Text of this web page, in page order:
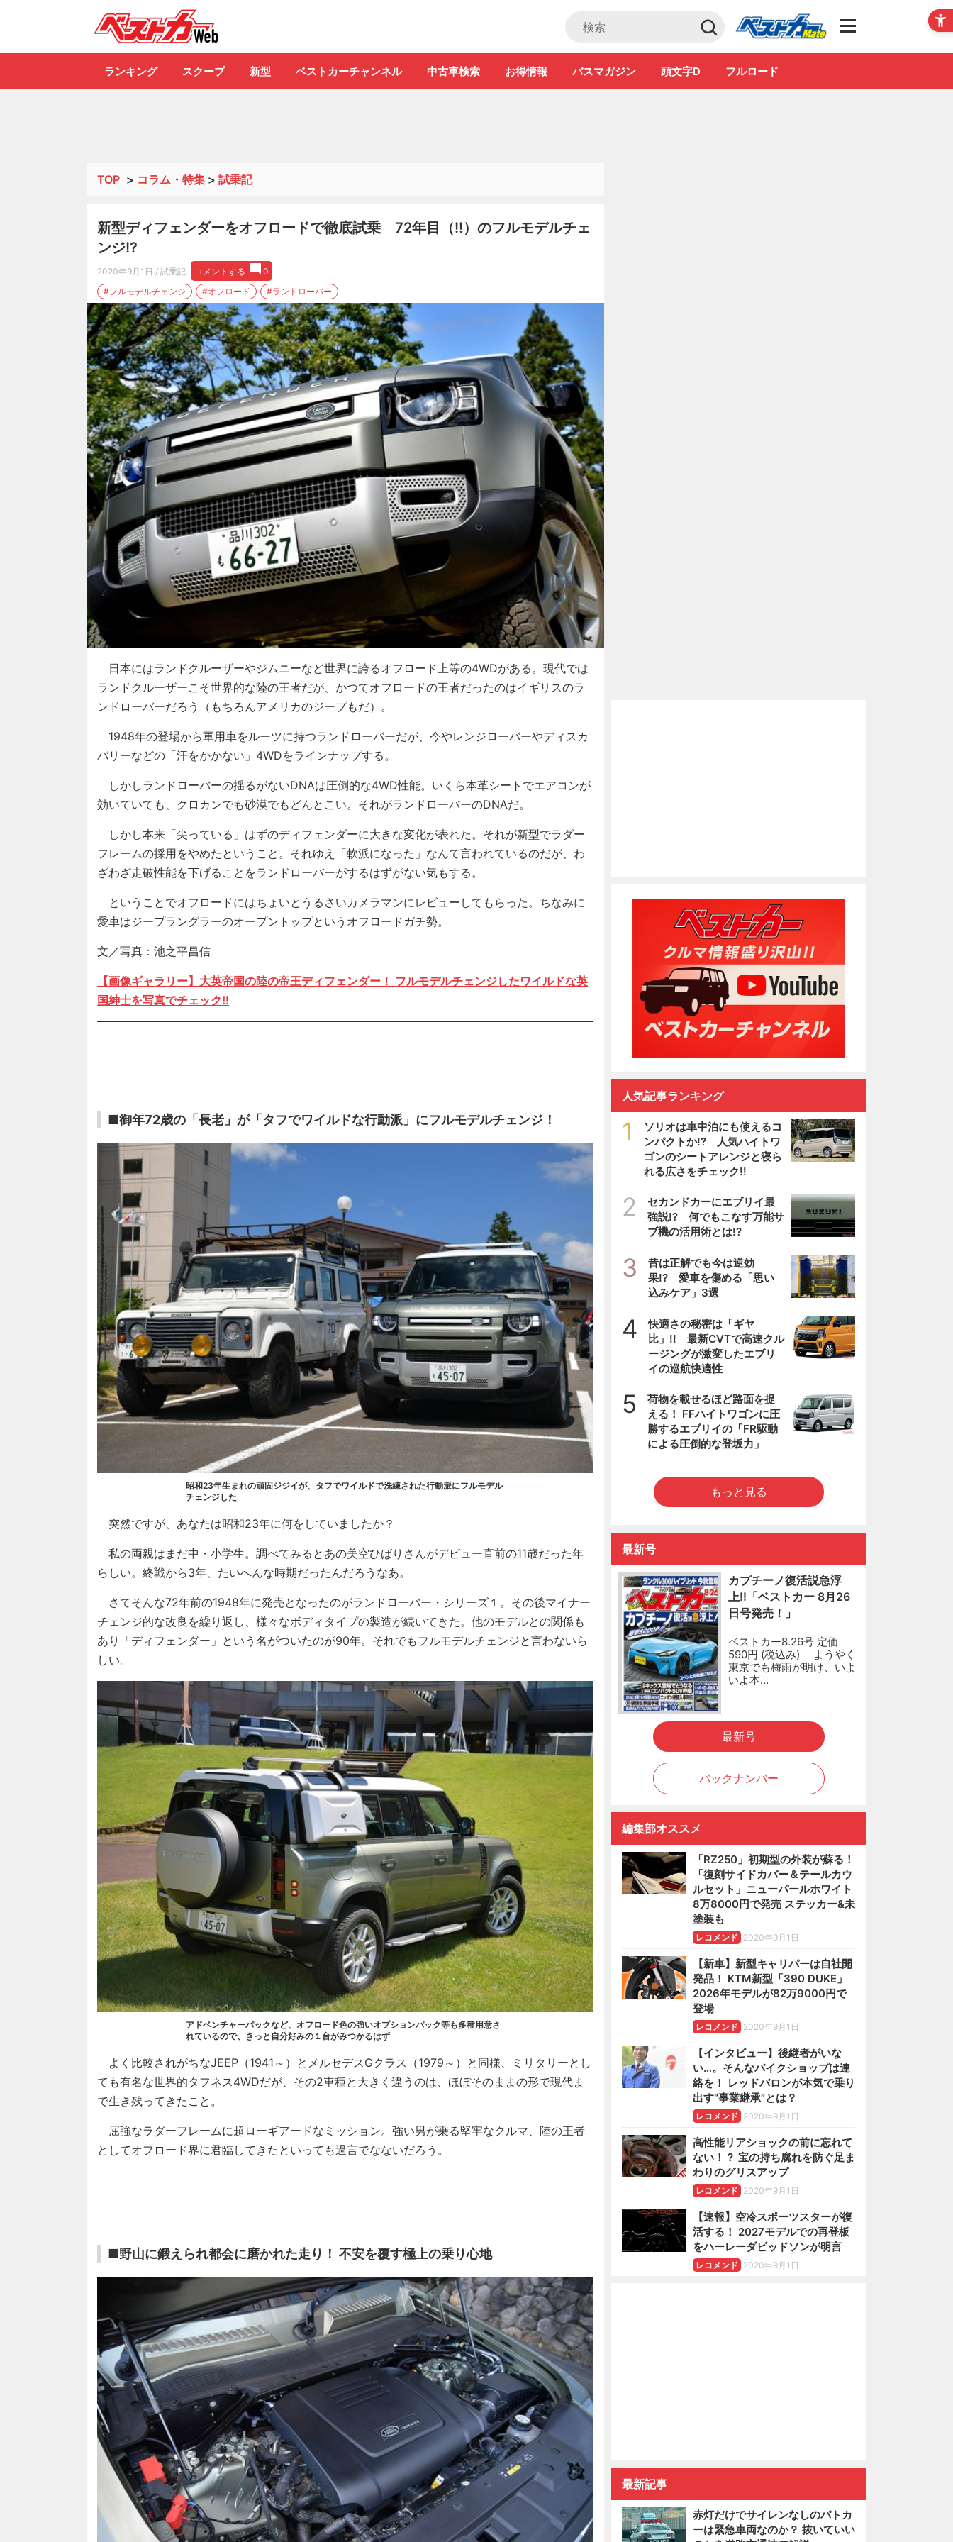
Club
ランキング スクープ 新型 ベストカーチャンネル 中古車検索 お得情報 バスマガジン 頭文字D フルロード
TOP > コラム・特集 > 試乗記
新型ディフェンダーをオフロードで徹底試乗 72年目（!!）のフルモデルチェ
ンジ!?
2020年9月1日 / 試乗記 コメントする
0
#フルモデルチェンジ
#オフロード #ランドローバー
日本にはランドクルーザーやジムニーなど世界に誇るオフロード上等の4WDがある。現代では
ランドクルーザーこそ世界的な陸の王者だが、かつてオフロードの王者だったのはイギリスのラ
ンドローバーだろう（もちろんアメリカのジープもだ）。
1948年の登場から軍用車をルーツに持つランドローバーだが、今やレンジローバーやディスカ
バリーなどの「汗をかかない」4WDをラインナップする。
しかしランドローバーの揺るがないDNAは圧倒的な4WD性能。いくら本革シートでエアコンが
効いていても、クロカンでも砂漠でもどんとこい。それがランドローバーのDNAだ。
しかし本来「尖っている」はずのディフェンダーに大きな変化が表れた。それが新型でラダー
フレームの採用をやめたということ。それゆえ「軟派になった」なんて言われているのだが、わ
ざわざ走破性能を下げることをランドローバーがするはずがない気もする。
ということでオフロードにはちょいとうるさいカメラマンにレビューしてもらった。ちなみに
愛車はジープラングラーのオープントップというオフロードガチ勢。
文／写真：池之平昌信
【画像ギャラリー】大英帝国の陸の帝王ディフェンダー！ フルモデルチェンジしたワイルドな英
国紳士を写真でチェック!!
■御年72歳の「長老」が「タフでワイルドな行動派」にフルモデルチェンジ！
昭和23年生まれの頑固ジジイが、タフでワイルドで洗練された行動派にフルモデル
チェンジした
突然ですが、あなたは昭和23年に何をしていましたか？
私の両親はまだ中・小学生。調べてみるとあの美空ひばりさんがデビュー直前の11歳だった年
らしい。終戦から3年、たいへんな時期だったんだろうなあ。
さてそんな72年前の1948年に発売となったのがランドローバー・シリーズ１。その後マイナー
チェンジ的な改良を繰り返し、様々なボディタイプの製造が続いてきた。他のモデルとの関係も
あり「ディフェンダー」という名がついたのが90年。それでもフルモデルチェンジと言わないら
しい。
アドベンチャーパックなど、オフロード色の強いオプションパック等も多種用意さ
れているので、きっと自分好みの１台がみつかるはず
よく比較されがちなJEEP（1941～）とメルセデスGクラス（1979～）と同様、ミリタリーとし
ても有名な世界的タフネス4WDだが、その2車種と大きく違うのは、ほぼそのままの形で現代ま
で生き残ってきたこと。
屈強なラダーフレームに超ローギアードなミッション。強い男が乗る堅牢なクルマ、陸の王者
としてオフロード界に君臨してきたといっても過言でなないだろう。
■野山に鍛えられ都会に磨かれた走り！ 不安を覆す極上の乗り心地
人気記事ランキング
1
ソリオは車中泊にも使えるコ
ンパクトか!? 人気ハイトワ
ゴンのシートアレンジと寝ら
れる広さをチェック!!
2
セカンドカーにエブリイ最
強説!? 何でもこなす万能サ
ブ機の活用術とは!?
3
昔は正解でも今は逆効
果!? 愛車を傷める「思い
込みケア」3選
4
快適さの秘密は「ギヤ
比」!! 最新CVTで高速クル
ージングが激変したエブリ
イの巡航快適性
5
荷物を載せるほど路面を捉
える！ FFハイトワゴンに圧
勝するエブリイの「FR駆動
による圧倒的な登坂力」
もっと見る
最新号
カプチーノ復活説急浮
上!!「ベストカー 8月26
日号発売！」
ベストカー8.26号 定価
590円 (税込み) ようやく
東京でも梅雨が明け、いよ
いよ本…
最新号
バックナンバー
編集部オススメ
「RZ250」初期型の外装が蘇る！
「復刻サイドカバー＆テールカウ
ルセット」ニューパールホワイト
8万8000円で発売 ステッカー&未
塗装も
レコメンド 2020年9月1日
【新車】新型キャリパーは自社開
発品！ KTM新型「390 DUKE」
2026年モデルが82万9000円で
登場
レコメンド 2020年9月1日
【インタビュー】後継者がいな
い…。そんなバイクショップは連
絡を！ レッドバロンが本気で乗り
出す“事業継承”とは？
レコメンド 2020年9月1日
高性能リアショックの前に忘れて
ない！？ 宝の持ち腐れを防ぐ足ま
わりのグリスアップ
レコメンド 2020年9月1日
【速報】空冷スポーツスターが復
活する！ 2027モデルでの再登板
をハーレーダビッドソンが明言
レコメンド 2020年9月1日
最新記事
赤灯だけでサイレンなしのパトカ
ーは緊急車両なのか？ 抜いていい